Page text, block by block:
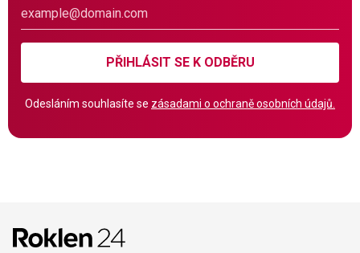
PŘIHLÁSIT SE K ODBĚRU
Odesláním souhlasíte se zásadami o ochraně osobních údajů.